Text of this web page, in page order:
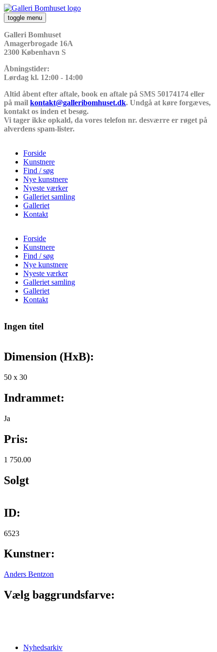
Gå til hovedindhold
Galleri
Bomhuset
toggle menu
Galleri Bomhuset
Amagerbrogade 16A
2300 København S
Åbningstider:
Lørdag kl. 12:00 - 14:00
Altid åbent efter aftale, book en aftale på SMS 50174174 eller
på mail kontakt@galleribomhuset.dk. Undgå at køre forgæves,
kontakt os inden et besøg.
Vi tager ikke opkald, da vores telefon nr. desværre er røget på
alverdens spam-lister.
Hovedmenu
Forside
Kunstnere
Find / søg
Nye kunstnere
Nyeste værker
Galleriet samling
Galleriet
Kontakt
Forside
Kunstnere
Find / søg
Nye kunstnere
Nyeste værker
Galleriet samling
Galleriet
Kontakt
Ingen titel
Dimension (HxB):
50 x 30
Indrammet:
Ja
Pris:
1 750.00
Solgt
ID:
6523
Kunstner:
Anders Bentzon
Vælg baggrundsfarve:
Nyhedsarkiv